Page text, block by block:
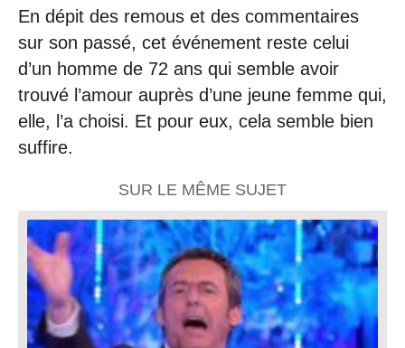
En dépit des remous et des commentaires
sur son passé, cet événement reste celui
d’un homme de 72 ans qui semble avoir
trouvé l’amour auprès d’une jeune femme qui,
elle, l’a choisi. Et pour eux, cela semble bien
suffire.
SUR LE MÊME SUJET